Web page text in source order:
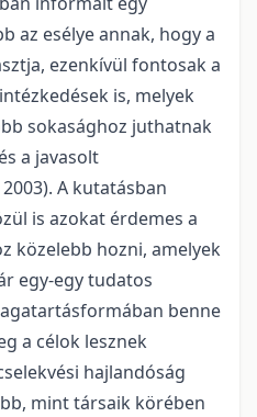
az esélye annak, hogy a
ezenkívül fontosak a
is, melyek
sokasághoz juthatnak
a javasolt
A kutatásban
is azokat érdemes a
közelebb hozni, amelyek
egy-egy tudatos
benne
a célok lesznek
hajlandóság
mint társaik körében